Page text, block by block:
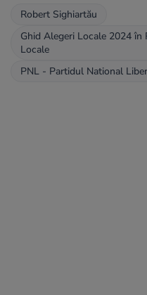
Robert Sighiartău
Ghid Alegeri Locale 2024 în
Locale
PNL - Partidul National